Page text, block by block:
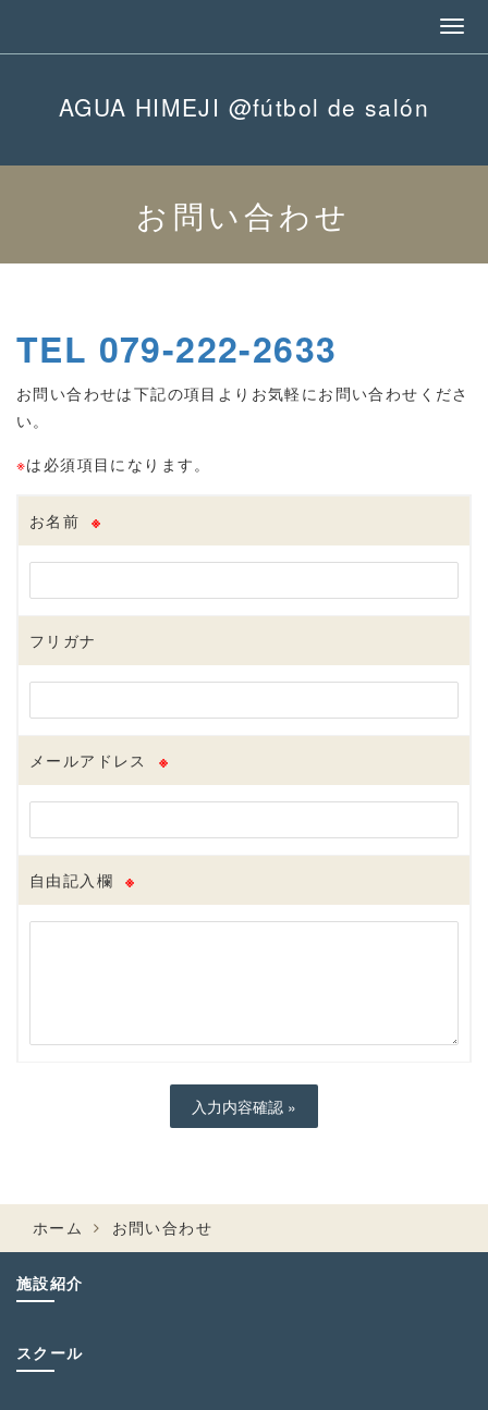
AGUA HIMEJI @fútbol de salón
お問い合わせ
TEL 079-222-2633
お問い合わせは下記の項目よりお気軽にお問い合わせくださ
い。
※は必須項目になります。
お名前 ※
フリガナ
メールアドレス ※
自由記入欄 ※
ホーム お問い合わせ
施設紹介
スクール